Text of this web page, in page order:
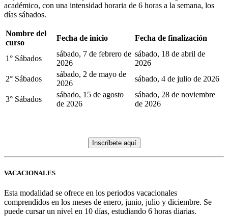
académico, con una intensidad horaria de 6 horas a la semana, los
días sábados.
Nombre del
curso
Fecha de inicio Fecha de finalización
1° Sábados
sábado, 7 de febrero de
2026
sábado, 18 de abril de
2026
2° Sábados
sábado, 2 de mayo de
2026
sábado, 4 de julio de 2026
3° Sábados
sábado, 15 de agosto
de 2026
sábado, 28 de noviembre
de 2026
Inscríbete aquí
VACACIONALES
Esta modalidad se ofrece en los periodos vacacionales
comprendidos en los meses de enero, junio, julio y diciembre. Se
puede cursar un nivel en 10 días, estudiando 6 horas diarias.